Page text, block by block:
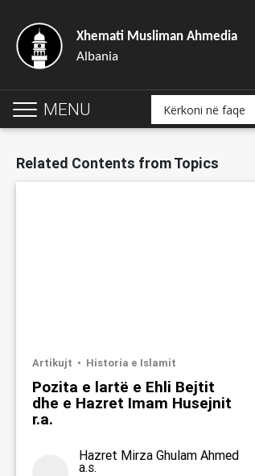
Xhemati Musliman Ahmedia
Albania
MENU
Related Contents from Topics
Artikujt Historia e Islamit
Pozita e lartë e Ehli Bejtit
dhe e Hazret Imam Husejnit
r.a.
Hazret Mirza Ghulam Ahmed
a.s.